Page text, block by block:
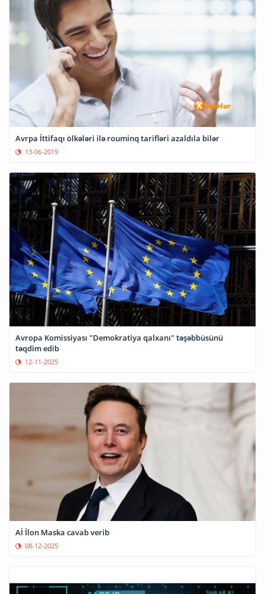
Avrpa İttifaqı ölkələri ilə rouminq tarifləri azaldıla bilər
13-06-2019
Avropa Komissiyası "Demokratiya qalxanı" təşəbbüsünü
təqdim edib
12-11-2025
Aİ İlon Maska cavab verib
08-12-2025